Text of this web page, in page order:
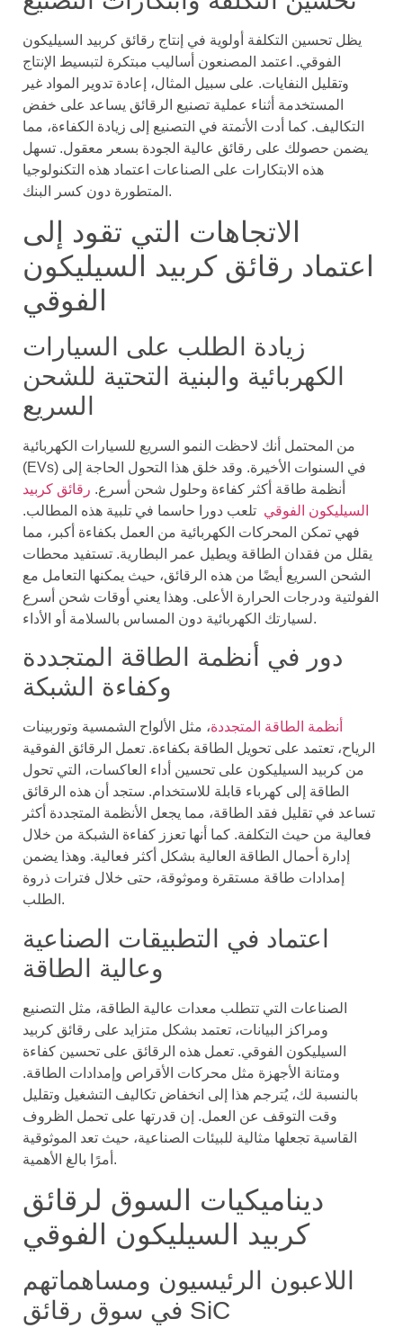
يظل تحسين التكلفة أولوية في إنتاج رقائق كربيد السيليكون
الفوقي. اعتمد المصنعون أساليب مبتكرة لتبسيط الإنتاج
وتقليل النفايات. على سبيل المثال، إعادة تدوير المواد غير
المستخدمة أثناء عملية تصنيع الرقائق يساعد على خفض
التكاليف. كما أدت الأتمتة في التصنيع إلى زيادة الكفاءة، مما
يضمن حصولك على رقائق عالية الجودة بسعر معقول. تسهل
هذه الابتكارات على الصناعات اعتماد هذه التكنولوجيا
المتطورة دون كسر البنك.
الاتجاهات التي تقود إلى
اعتماد رقائق كربيد السيليكون
الفوقي
زيادة الطلب على السيارات
الكهربائية والبنية التحتية للشحن
السريع
من المحتمل أنك لاحظت النمو السريع للسيارات الكهربائية
(EVs) في السنوات الأخيرة. وقد خلق هذا التحول الحاجة إلى
أنظمة طاقة أكثر كفاءة وحلول شحن أسرع. رقائق كربيد
السيليكون الفوقي تلعب دورا حاسما في تلبية هذه المطالب.
فهي تمكن المحركات الكهربائية من العمل بكفاءة أكبر، مما
يقلل من فقدان الطاقة ويطيل عمر البطارية. تستفيد محطات
الشحن السريع أيضًا من هذه الرقائق، حيث يمكنها التعامل مع
الفولتية ودرجات الحرارة الأعلى. وهذا يعني أوقات شحن أسرع
لسيارتك الكهربائية دون المساس بالسلامة أو الأداء.
دور في أنظمة الطاقة المتجددة
وكفاءة الشبكة
أنظمة الطاقة المتجددة، مثل الألواح الشمسية وتوربينات
الرياح، تعتمد على تحويل الطاقة بكفاءة. تعمل الرقائق الفوقية
من كربيد السيليكون على تحسين أداء العاكسات، التي تحول
الطاقة إلى كهرباء قابلة للاستخدام. ستجد أن هذه الرقائق
تساعد في تقليل فقد الطاقة، مما يجعل الأنظمة المتجددة أكثر
فعالية من حيث التكلفة. كما أنها تعزز كفاءة الشبكة من خلال
إدارة أحمال الطاقة العالية بشكل أكثر فعالية. وهذا يضمن
إمدادات طاقة مستقرة وموثوقة، حتى خلال فترات ذروة
الطلب.
اعتماد في التطبيقات الصناعية
وعالية الطاقة
الصناعات التي تتطلب معدات عالية الطاقة، مثل التصنيع
ومراكز البيانات، تعتمد بشكل متزايد على رقائق كربيد
السيليكون الفوقي. تعمل هذه الرقائق على تحسين كفاءة
ومتانة الأجهزة مثل محركات الأقراص وإمدادات الطاقة.
بالنسبة لك، يُترجم هذا إلى انخفاض تكاليف التشغيل وتقليل
وقت التوقف عن العمل. إن قدرتها على تحمل الظروف
القاسية تجعلها مثالية للبيئات الصناعية، حيث تعد الموثوقية
أمرًا بالغ الأهمية.
ديناميكيات السوق لرقائق
كربيد السيليكون الفوقي
اللاعبون الرئيسيون ومساهماتهم
في سوق رقائق SiC